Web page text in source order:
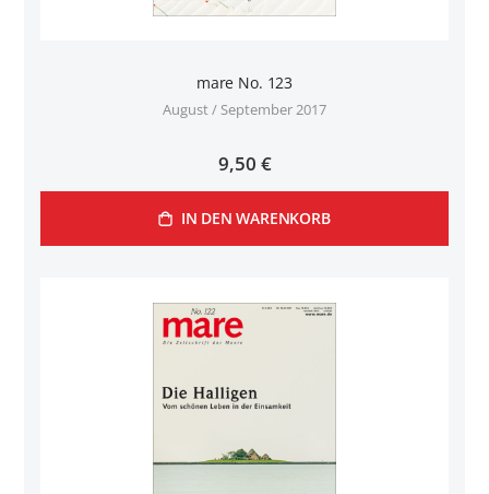
mare No. 123
August / September 2017
9,50 €
IN DEN WARENKORB